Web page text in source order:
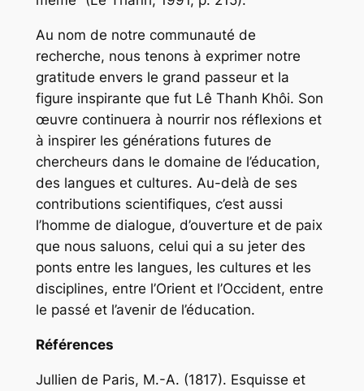
Au nom de notre communauté de
recherche, nous tenons à exprimer notre
gratitude envers le grand passeur et la
figure inspirante que fut Lê Thanh Khôi. Son
œuvre continuera à nourrir nos réflexions et
à inspirer les générations futures de
chercheurs dans le domaine de l’éducation,
des langues et cultures. Au-delà de ses
contributions scientifiques, c’est aussi
l’homme de dialogue, d’ouverture et de paix
que nous saluons, celui qui a su jeter des
ponts entre les langues, les cultures et les
disciplines, entre l’Orient et l’Occident, entre
le passé et l’avenir de l’éducation.
Références
Jullien de Paris, M.-A. (1817). Esquisse et